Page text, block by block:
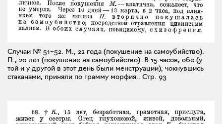
Случаи № 51–52. М., 22 года (покушение на самоубийство).
П., 20 лет (покушение на самоубийство). В 15 часов, обе (у
той и у другой в этот день были менструации), чокнувшись
стаканами, приняли по грамму морфия.. Стр. 93